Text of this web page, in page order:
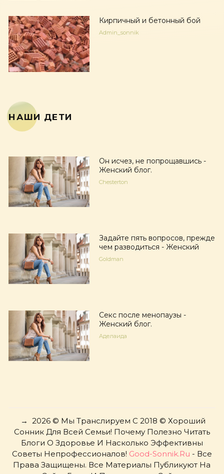
Кирпичный и бетонный бой
Admin_sonnik
НАШИ ДЕТИ
Он исчез, не попрощавшись -
Женский блог.
Chesterton
Задайте пять вопросов, прежде
чем разводиться - Женский
Goldman
Секс после менопаузы -
Женский блог.
Аделаида
→ 2026© Мы Транслируем С 2018 © Хороший
Сонник Для Всей Семьи! Почему Полезно Читать
Блоги О Здоровье И Насколько Эффективны
Советы Непрофессионалов! Good-Sonnik.ru - Все
Права Защищены. Все Материалы Публикуют На